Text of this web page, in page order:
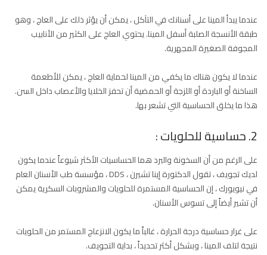
عندما يبدأ المينا على أسنانك في التآكل ، يمكن أن يؤثر ذلك على العاج ، وهو
طبقة الأنسجة الصلبة أسفل المينا. يحتوي العاج على الكثير من الأنابيب
المجوفة الصغيرة المجهرية.
عندما لا يكون هناك ما يكفي من المينا لحماية العاج ، يمكن للأطعمة
الساخنة أو الباردة أو اللزجة أو الحمضية أن تحفز الخلايا والأعصاب داخل السن.
هذا ما يخلق الحساسية التي تشعر بها.
2. حساسية للحلويات :
على الرغم من أن السخونة والبرد هما الحساسيات الأكثر شيوعاً عندما يكون
لديك تجويف ، تقول الدكتورة إينا تشيرن ، DDS ، مؤسسة طب الأسنان العام
في نيويورك ، إن الحساسية المستمرة للحلويات والمشروبات السكرية يمكن
أن تشير أيضاً إلى تسوس الأسنان.
على غرار حساسية درجة الحرارة ، غالباً ما يكون الانزعاج المستمر من الحلويات
نتيجة لتلف المينا ، وبشكل أكثر تحديداً ، بداية التجويف.